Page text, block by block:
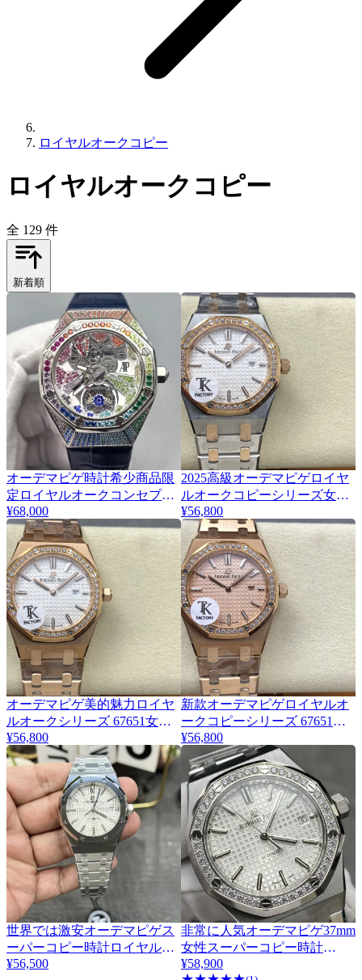
ロイヤルオークコピー
ロイヤルオークコピー
全 129 件
新着順
オーデマピゲ時計希少商品限
定ロイヤルオークコンセプト
トゥールビヨン
26227BC.YY.D326CR.01
¥68,000
2025高級オーデマピゲロイヤ
ルオークコピーシリーズ女性
時計入荷 174881
¥56,800
オーデマピゲ美的魅力ロイヤ
ルオークシリーズ 67651女性
スーパーコピー通販時計
174885
¥56,800
新款オーデマピゲロイヤルオ
ークコピーシリーズ 67651高
貴な気質女性時計 174887
¥56,800
世界では激安オーデマピゲス
ーパーコピー時計ロイヤルオ
ーク15400シリーズ 174991
¥56,500
非常に人気オーデマピゲ37mm
女性スーパーコピー時計
174490
¥58,900